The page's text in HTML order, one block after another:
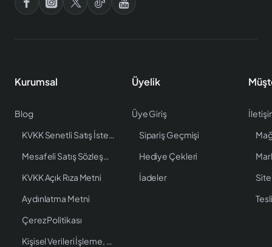
Kurumsal
Blog
KVKK Senetli Satış İstenen Bilgiler
Mesafeli Satış Sözleşmesi
KVKK Açık Rıza Metni
Aydınlatma Metni
Çerez Politikası
Kişisel Verileri İşleme, Saklama ve İmha Politikası
Üyelik
Üye Giriş
Sipariş Geçmişi
Hediye Çekleri
İadeler
Site